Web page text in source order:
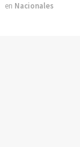
en Nacionales